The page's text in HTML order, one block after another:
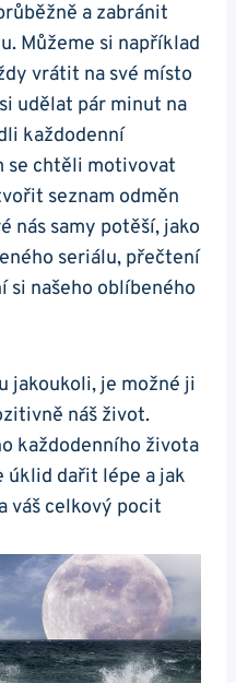
a zabránit
Můžeme si například
vrátit na své místo
udělat pár minut na
každodenní
se chtěli motivovat
seznam odměn
nás samy potěší, jako
seriálu, přečtení
si našeho oblíbeného
jakoukoli, je možné ji
náš život.
každodenního života
úklid dařit lépe a jak
váš celkový pocit